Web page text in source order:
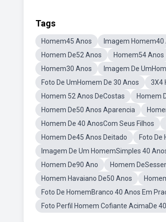
Tags
Homem45 Anos Imagem Homem40
Homem De52 Anos
Homem54 Anos
Homem30 Anos
Imagem De
Foto De UmHomem De 30 Anos
3X4
Homem 52 Anos DeCostas
Homem
Homem De50 Anos Aparencia
Homem De 40 AnosCom Seus Filhos
Homem De45 Anos Deitado
Foto De
Imagem De Um HomemSimples 40
Homem De90 Ano
Homem
Homem Havaiano De50 Anos
Foto De HomemBranco 40 Anos Em
Foto Perfil Homem Cofiante AcimaDe